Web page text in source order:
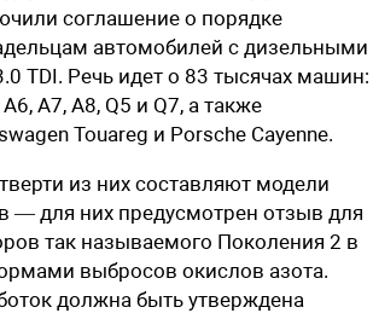
соглашение о порядке
автомобилей с дизельными
TDI. Речь идет о 83 тысячах машин:
А7, А8, Q5 и Q7, а также
Touareg и Porsche Cayenne.
из них составляют модели
— для них предусмотрен отзыв для
так называемого Поколения 2 в
выбросов окислов азота.
должна быть утверждена